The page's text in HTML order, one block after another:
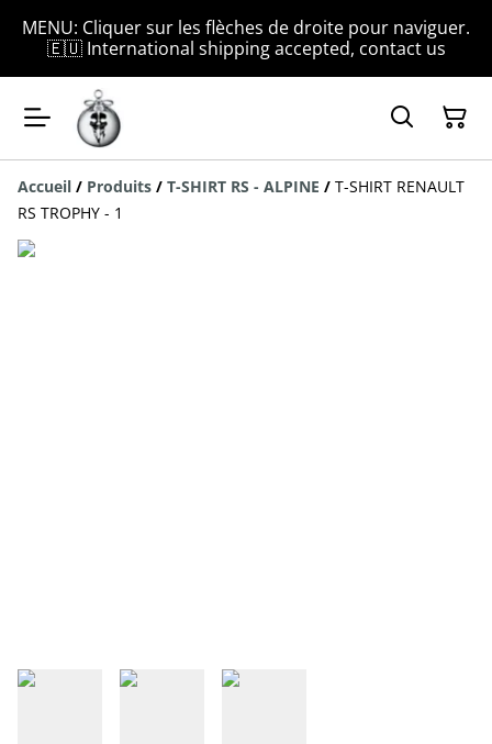
MENU: Cliquer sur les flèches de droite pour naviguer.
🇪🇺 International shipping accepted, contact us
Accueil / Produits / T-SHIRT RS - ALPINE / T-SHIRT RENAULT
RS TROPHY - 1